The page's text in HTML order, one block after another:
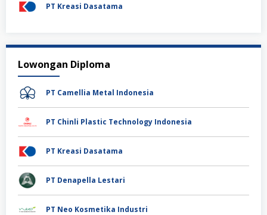
PT Kreasi Dasatama
Lowongan Diploma
PT Camellia Metal Indonesia
PT Chinli Plastic Technology Indonesia
PT Kreasi Dasatama
PT Denapella Lestari
PT Neo Kosmetika Industri